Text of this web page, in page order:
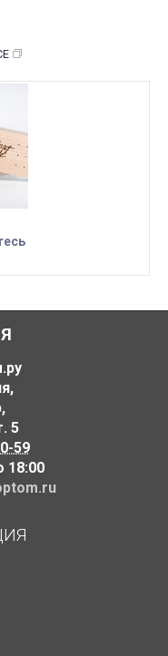
,
,
5
59
18:00